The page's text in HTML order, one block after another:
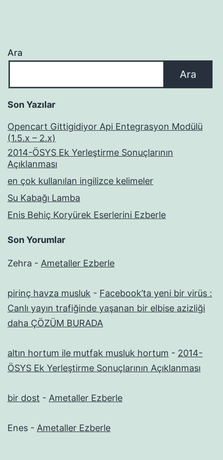
Ara
Ara
Son Yazılar
Opencart Gittigidiyor Api Entegrasyon Modülü
(1.5.x – 2.x)
2014-ÖSYS Ek Yerleştirme Sonuçlarının
Açıklanması
en çok kullanılan ingilizce kelimeler
Su Kabağı Lamba
Enis Behiç Koryürek Eserlerini Ezberle
Son Yorumlar
Zehra - Ametaller Ezberle
pirinç havza musluk - Facebook’ta yeni bir virüs :
Canlı yayın trafiğinde yaşanan bir elbise azizliği
daha ÇÖZÜM BURADA
altın hortum ile mutfak musluk hortum - 2014-
ÖSYS Ek Yerleştirme Sonuçlarının Açıklanması
bir dost - Ametaller Ezberle
Enes - Ametaller Ezberle